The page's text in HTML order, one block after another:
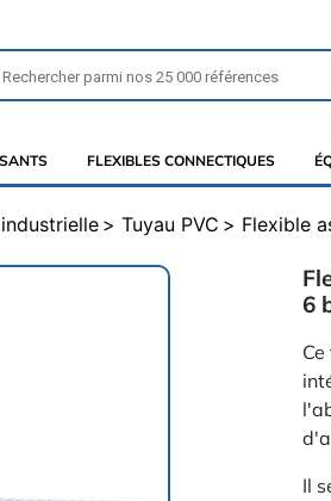
FLEXIBLES CONNECTIQUES
Tuyau PVC Flexible
6
Il